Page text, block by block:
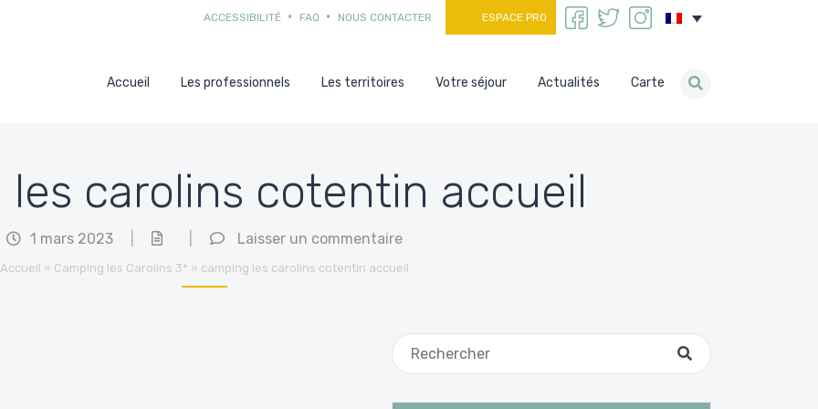
ACCESSIBILITÉ FAQ NOUS CONTACTER ESPACE PRO
Accueil Les professionnels Les territoires Votre séjour Actualités Carte
carolins cotentin accueil
1 mars 2023 Laisser un commentaire
Accueil » Camping les Carolins 3* » camping les carolins cotentin accueil